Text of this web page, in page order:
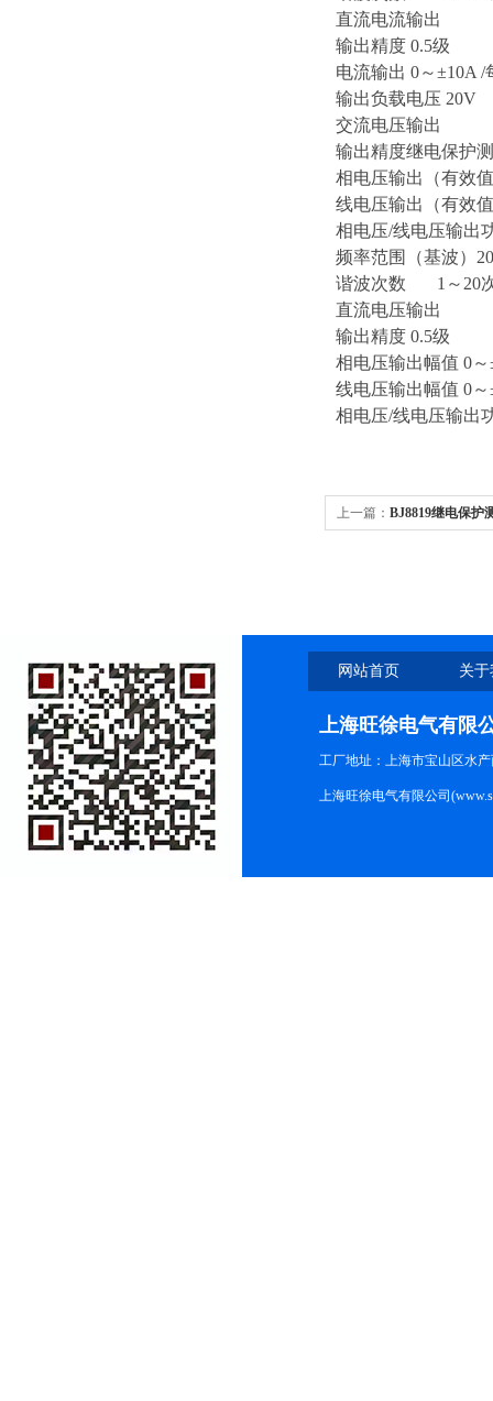
直流电流输出
输出精度 0.5级
电流输出 0～±10A /
输出负载电压 20V
交流电压输出
输出精度继电保护
相电压输出（有效
线电压输出（有效
相电压/线电压输出
频率范围（基波）
谐波次数 1～20
直流电压输出
输出精度 0.5级
相电压输出幅值 0～
线电压输出幅值 0～
相电压/线电压输出
上一篇： BJ8819继电保护
网站首页 关
上海旺徐电气有限
工厂地址：上海市宝山区水产
上海旺徐电气有限公司